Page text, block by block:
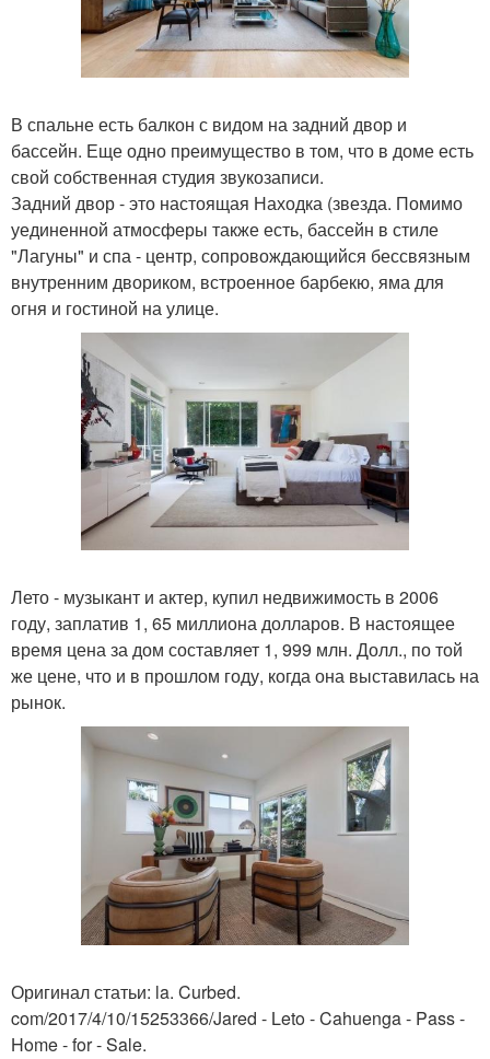
В спальне есть балкон с видом на задний двор и
бассейн. Еще одно преимущество в том, что в доме есть
свой собственная студия звукозаписи.
Задний двор - это настоящая Находка (звезда. Помимо
уединенной атмосферы также есть, бассейн в стиле
"Лагуны" и спа - центр, сопровождающийся бессвязным
внутренним двориком, встроенное барбекю, яма для
огня и гостиной на улице.
Лето - музыкант и актер, купил недвижимость в 2006
году, заплатив 1, 65 миллиона долларов. В настоящее
время цена за дом составляет 1, 999 млн. Долл., по той
же цене, что и в прошлом году, когда она выставилась на
рынок.
Оригинал статьи: la. Curbed.
com/2017/4/10/15253366/Jared - Leto - Cahuenga - Pass -
Home - for - Sale.